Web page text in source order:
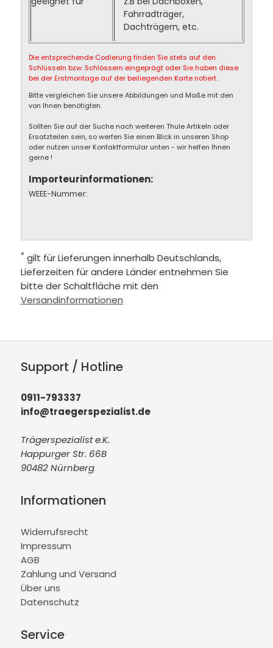
Fahrradträger,
Dachträgern, etc.
Die entsprechende Codierung finden Sie stets auf den
Schlüsseln bzw. Schlössern eingeprägt oder Sie haben diese
bei der Erstmontage auf der beiliegenden Karte notiert.
Bitte vergleichen Sie unsere Abbildungen und Maße mit den
von Ihnen benötigten.
Sollten Sie auf der Suche nach weiteren Thule Artikeln oder
Ersatzteilen sein, so werfen Sie einen Blick in unseren Shop
oder nutzen unser Kontaktformular unten - wir helfen Ihnen
gerne !
Importeurinformationen:
WEEE-Nummer:
* gilt für Lieferungen innerhalb Deutschlands,
Lieferzeiten für andere Länder entnehmen Sie
bitte der Schaltfläche mit den
Versandinformationen
Support / Hotline
0911-793337
info@traegerspezialist.de
Trägerspezialist e.K.
Happurger Str. 66B
90482 Nürnberg
Informationen
Widerrufsrecht
Impressum
AGB
Zahlung und Versand
Über uns
Datenschutz
Service